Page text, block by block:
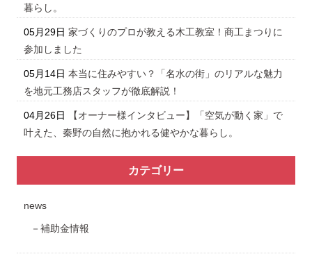
暮らし。
05月29日 家づくりのプロが教える木工教室！商工まつりに
参加しました
05月14日 本当に住みやすい？「名水の街」のリアルな魅力
を地元工務店スタッフが徹底解説！
04月26日
【オーナー様インタビュー】「空気が動く家」で
叶えた、秦野の自然に抱かれる健やかな暮らし。
カテゴリー
news
補助金情報